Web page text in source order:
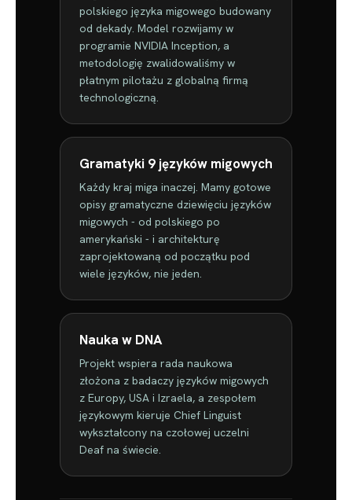
polskiego języka migowego budowany
od dekady. Model rozwijamy w
programie NVIDIA Inception, a
metodologię zwalidowaliśmy w
płatnym pilotażu z globalną firmą
technologiczną.
Gramatyki 9 języków migowych
Każdy kraj miga inaczej. Mamy gotowe
opisy gramatyczne dziewięciu języków
migowych - od polskiego po
amerykański - i architekturę
zaprojektowaną od początku pod
wiele języków, nie jeden.
Nauka w DNA
Projekt wspiera rada naukowa
złożona z badaczy języków migowych
z Europy, USA i Izraela, a zespołem
językowym kieruje Chief Linguist
wykształcony na czołowej uczelni
Deaf na świecie.